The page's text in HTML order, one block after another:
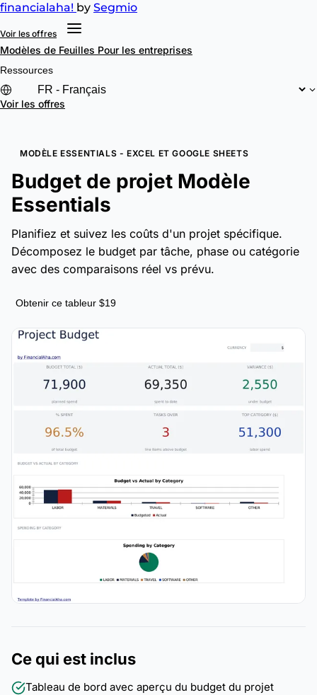
financialaha! by Segmio
Voir les offres
Modèles de Feuilles Pour les entreprises
Ressources
Voir les offres
MODÈLE ESSENTIALS - EXCEL ET GOOGLE SHEETS
Budget de projet Modèle
Essentials
Planifiez et suivez les coûts d'un projet spécifique.
Décomposez le budget par tâche, phase ou catégorie
avec des comparaisons réel vs prévu.
Obtenir ce tableur $19
Ce qui est inclus
Tableau de bord avec aperçu du budget du projet